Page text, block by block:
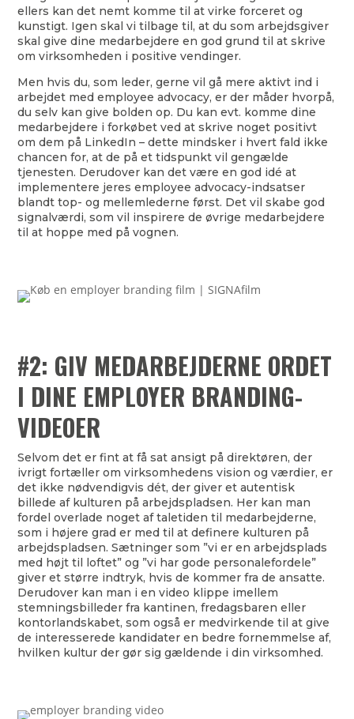
ellers kan det nemt komme til at virke forceret og
kunstigt. Igen skal vi tilbage til, at du som arbejdsgiver
skal give dine medarbejdere en god grund til at skrive
om virksomheden i positive vendinger.
Men hvis du, som leder, gerne vil gå mere aktivt ind i
arbejdet med employee advocacy, er der måder hvorpå,
du selv kan give bolden op. Du kan evt. komme dine
medarbejdere i forkøbet ved at skrive noget positivt
om dem på LinkedIn – dette mindsker i hvert fald ikke
chancen for, at de på et tidspunkt vil gengælde
tjenesten. Derudover kan det være en god idé at
implementere jeres employee advocacy-indsatser
blandt top- og mellemlederne først. Det vil skabe god
signalværdi, som vil inspirere de øvrige medarbejdere
til at hoppe med på vognen.
#2: GIV MEDARBEJDERNE ORDET
I DINE EMPLOYER BRANDING-
VIDEOER
Selvom det er fint at få sat ansigt på direktøren, der
ivrigt fortæller om virksomhedens vision og værdier, er
det ikke nødvendigvis dét, der giver et autentisk
billede af kulturen på arbejdspladsen. Her kan man
fordel overlade noget af taletiden til medarbejderne,
som i højere grad er med til at definere kulturen på
arbejdspladsen. Sætninger som ”vi er en arbejdsplads
med højt til loftet” og ”vi har gode personalefordele”
giver et større indtryk, hvis de kommer fra de ansatte.
Derudover kan man i en video klippe imellem
stemningsbilleder fra kantinen, fredagsbaren eller
kontorlandskabet, som også er medvirkende til at give
de interesserede kandidater en bedre fornemmelse af,
hvilken kultur der gør sig gældende i din virksomhed.